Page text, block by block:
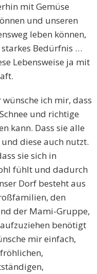
mit Gemüse
und unseren
leben können,
Bedürfnis …
Lebensweise ja mit
ich mir, dass
und richtige
kann. Dass sie alle
diese auch nutzt.
sie sich in
fühlt und dadurch
Dorf besteht aus
den
der Mami-Gruppe,
benötigt
mir einfach,